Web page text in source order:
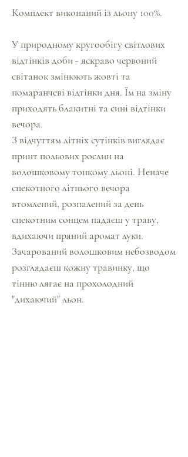
Комплект виконаний із льону 100%.
У природному кругообігу світлових
відтінків доби - яскраво червоний
світанок змінюють жовті та
помаранчеві відтінки дня. Їм на зміну
приходять блакитні та сині відтінки
вечора.
З відчуттям літніх сутінків виглядає
принт польових рослин на
волошковому тонкому льоні. Неначе
спекотного літнього вечора
втомлений, розпалений за день
спекотним сонцем падаєш у траву,
вдихаючи пряний аромат луки.
Зачарований волошковим небозводом
розглядаєш кожну травинку, що
тінню лягає на прохолодний
"дихаючий" льон.